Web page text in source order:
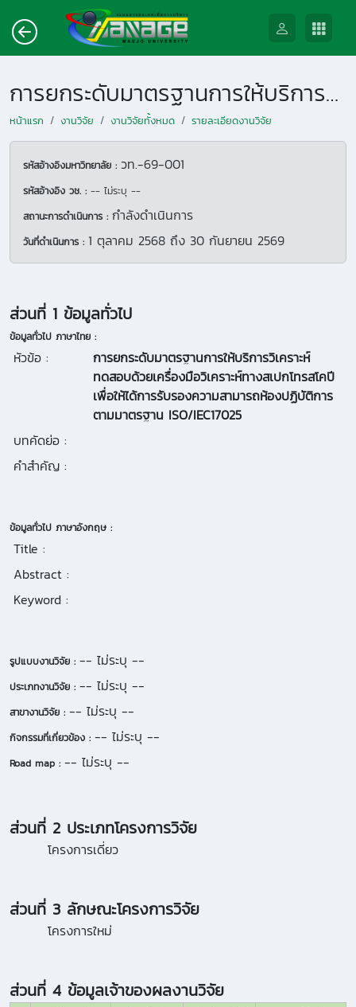
การยกระดับมาตรฐานการให้บริการวิเคราะห์ ทดสอบด้วยเครื่องมือวิเคราะห์ทางสเปกโทรสโคปีเพื่อให้ได้การรับรองความสามารถห้องปฏิบัติการตามมาตรฐาน ISO/IEC17025
หน้าแรก งานวิจัย งานวิจัยทั้งหมด รายละเอียดงานวิจัย
รหัสอ้างอิงมหาวิทยาลัย : วท.-69-001
รหัสอ้างอิง วช. : -- ไม่ระบุ --
สถานะการดำเนินการ : กำลังดำเนินการ
วันที่ดำเนินการ : 1 ตุลาคม 2568 ถึง 30 กันยายน 2569
ส่วนที่ 1 ข้อมูลทั่วไป
ข้อมูลทั่วไป ภาษาไทย :
หัวข้อ :
การยกระดับมาตรฐานการให้บริการวิเคราะห์
ทดสอบด้วยเครื่องมือวิเคราะห์ทางสเปกโทรสโคปี
เพื่อให้ได้การรับรองความสามารถห้องปฏิบัติการ
ตามมาตรฐาน ISO/IEC17025
บทคัดย่อ :
คำสำคัญ :
ข้อมูลทั่วไป ภาษาอังกฤษ :
Title :
Abstract :
Keyword :
รูปแบบงานวิจัย : -- ไม่ระบุ --
ประเภทงานวิจัย : -- ไม่ระบุ --
สาขางานวิจัย : -- ไม่ระบุ --
กิจกรรมที่เกี่ยวข้อง : -- ไม่ระบุ --
Road map : -- ไม่ระบุ --
ส่วนที่ 2 ประเภทโครงการวิจัย
โครงการเดี่ยว
ส่วนที่ 3 ลักษณะโครงการวิจัย
โครงการใหม่
ส่วนที่ 4 ข้อมูลเจ้าของผลงานวิจัย